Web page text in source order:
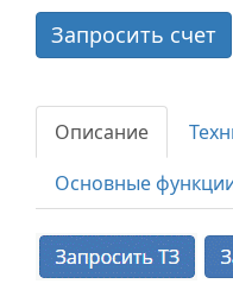
Запросить счет
Описание
Основные